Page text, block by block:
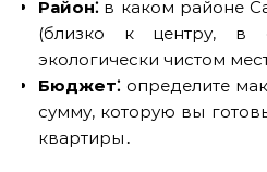
Район⁚в каком районе
(близко к центру, в
экологически чистом
Бюджет⁚определите
сумму, которую вы
квартиры․